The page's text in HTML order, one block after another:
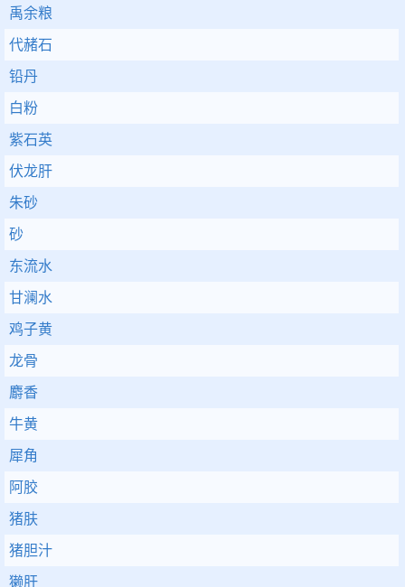
禹余粮
代赭石
铅丹
白粉
紫石英
伏龙肝
朱砂
砂
东流水
甘澜水
鸡子黄
龙骨
麝香
牛黄
犀角
阿胶
猪肤
猪胆汁
獭肝